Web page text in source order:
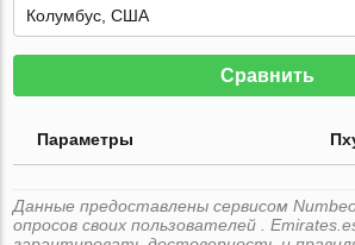
Сравнить
Параметры
Данные предоставлены сервисом
опросов своих пользователей .